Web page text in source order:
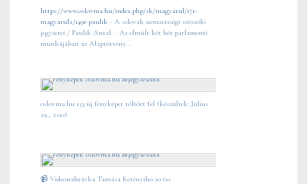
https://www.oslovma.hu/index.php/sk/magyarul/171-
magyarul2/1491-paulik - A szlovák nemzetiségi szószóló
jegyzetei / Paulik Antal: - Az elmúlt két hét parlamenti
munkájában az Alaptörvény...
oslovma.hu 133 új fényképet töltött fel (készültek: Július
29., 2:00).
📹 Videonahrávka Tamása Kerényiho zo 60.